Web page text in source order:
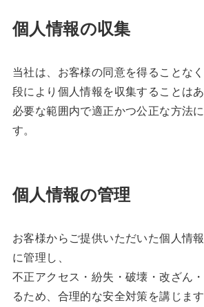
個人情報の収集
当社は、お客様の同意を得ることな
段により個人情報を収集することはあ
必要な範囲内で適正かつ公正な方法
す。
個人情報の管理
お客様からご提供いただいた個人情
に管理し、
不正アクセス・紛失・破壊・改ざん
るため、合理的な安全対策を講じます